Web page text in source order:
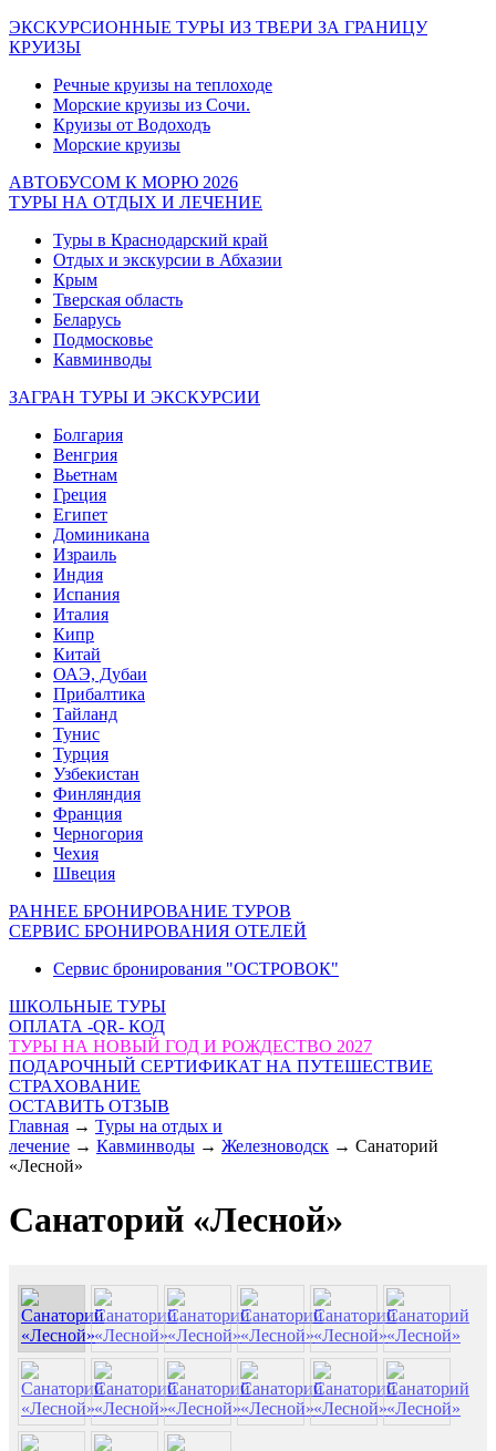
ЭКСКУРСИОННЫЕ ТУРЫ ИЗ ТВЕРИ ЗА ГРАНИЦУ
КРУИЗЫ
Речные круизы на теплоходе
Морские круизы из Сочи.
Круизы от Водоходъ
Морские круизы
АВТОБУСОМ К МОРЮ 2026
ТУРЫ НА ОТДЫХ И ЛЕЧЕНИЕ
Туры в Краснодарский край
Отдых и экскурсии в Абхазии
Крым
Тверская область
Беларусь
Подмосковье
Кавминводы
ЗАГРАН ТУРЫ И ЭКСКУРСИИ
Болгария
Венгрия
Вьетнам
Греция
Египет
Доминикана
Израиль
Индия
Испания
Италия
Кипр
Китай
ОАЭ, Дубаи
Прибалтика
Тайланд
Тунис
Турция
Узбекистан
Финляндия
Франция
Черногория
Чехия
Швеция
РАННЕЕ БРОНИРОВАНИЕ ТУРОВ
СЕРВИС БРОНИРОВАНИЯ ОТЕЛЕЙ
Сервис бронирования "ОСТРОВОК"
ШКОЛЬНЫЕ ТУРЫ
ОПЛАТА -QR- КОД
ТУРЫ НА НОВЫЙ ГОД И РОЖДЕСТВО 2027
ПОДАРОЧНЫЙ СЕРТИФИКАТ НА ПУТЕШЕСТВИЕ
СТРАХОВАНИЕ
ОСТАВИТЬ ОТЗЫВ
Главная → Туры на отдых и
лечение → Кавминводы → Железноводск → Санаторий
«Лесной»
Санаторий «Лесной»